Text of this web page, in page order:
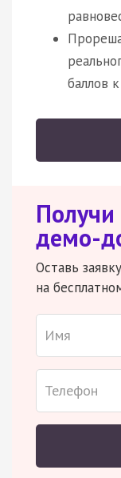
баллов
демо-
Оставь
на